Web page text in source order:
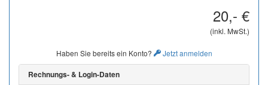
20,- €
(inkl. MwSt.)
Haben Sie bereits ein Konto? Jetzt anmelden
Rechnungs- & Login-Daten